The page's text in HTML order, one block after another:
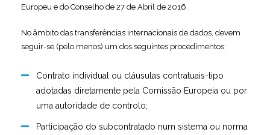
Europeu e do Conselho de 27 de Abril de 2016.
No âmbito das transferências internacionais de dados, devem
seguir-se (pelo menos) um dos seguintes procedimentos:
Contrato individual ou cláusulas contratuais-tipo
adotadas diretamente pela Comissão Europeia ou por
uma autoridade de controlo;
Participação do subcontratado num sistema ou norma